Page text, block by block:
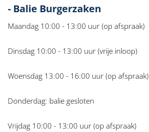
- Balie Burgerzaken
Maandag 10:00 - 13:00 uur (op afspraak)
Dinsdag 10:00 - 13:00 uur (vrije inloop)
Woensdag 13:00 - 16:00 uur (op afspraak)
Donderdag: balie gesloten
Vrijdag 10:00 - 13:00 uur (op afspraak)